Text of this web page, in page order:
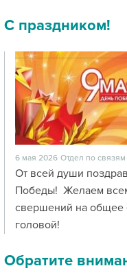
С праздником!
6 мая 2026 Отдел по
От всей души
Победы! Желаем
свершений на общее
головой!
Обратите